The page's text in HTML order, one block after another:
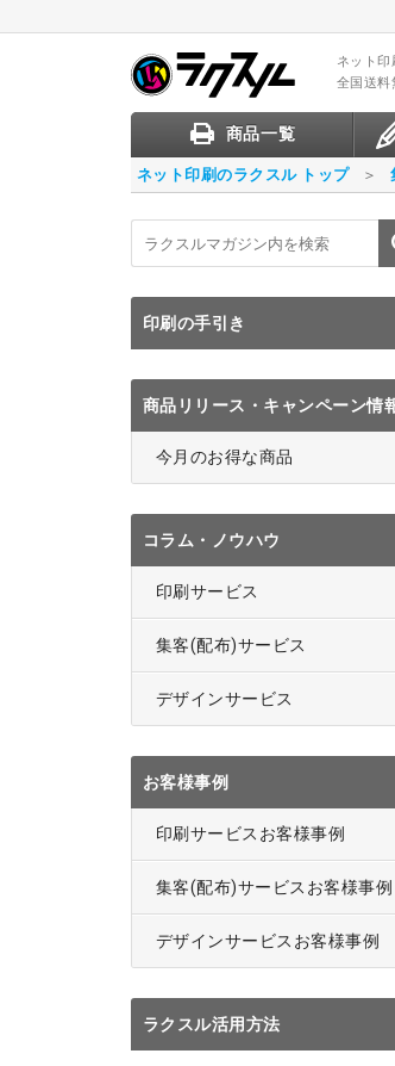
ネット印
全国送料
商品一覧
ネット印刷のラクスル トップ
印刷の手引き
商品リリース・キャンペーン情
今月のお得な商品
コラム・ノウハウ
印刷サービス
集客(配布)サービス
デザインサービス
お客様事例
印刷サービスお客様事例
集客(配布)サービスお客様事例
デザインサービスお客様事例
ラクスル活用方法